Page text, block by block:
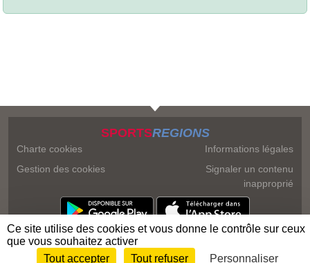
SPORTSREGIONS
Charte cookies
Gestion des cookies
Informations légales
Signaler un contenu
inapproprié
Envie de participer ? Connexion
Ce site utilise des cookies et vous donne le contrôle sur ceux
que vous souhaitez activer
Tout accepter
Tout refuser Personnaliser